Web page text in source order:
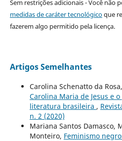
Sem restrições adicionais - Você não
medidas de caráter tecnológicoque
fazerem algo permitido pela licença.
Artigos Semelhantes
Carolina Schenatto da
Carolina Maria de Jesus e
literatura brasileira ,
n. 2 (2020)
Mariana Santos Damasco,
Monteiro, Feminismo